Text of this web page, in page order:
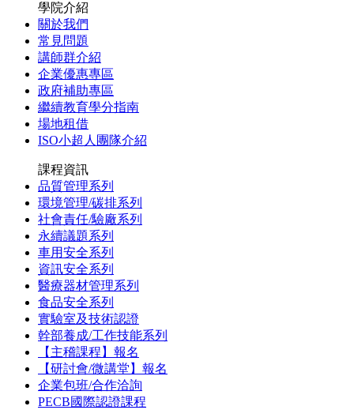
學院介紹
關於我們
常見問題
講師群介紹
企業優惠專區
政府補助專區
繼續教育學分指南
場地租借
ISO小超人團隊介紹
課程資訊
品質管理系列
環境管理/碳排系列
社會責任/驗廠系列
永續議題系列
車用安全系列
資訊安全系列
醫療器材管理系列
食品安全系列
實驗室及技術認證
幹部養成/工作技能系列
【主稽課程】報名
【研討會/微講堂】報名
企業包班/合作洽詢
PECB國際認證課程